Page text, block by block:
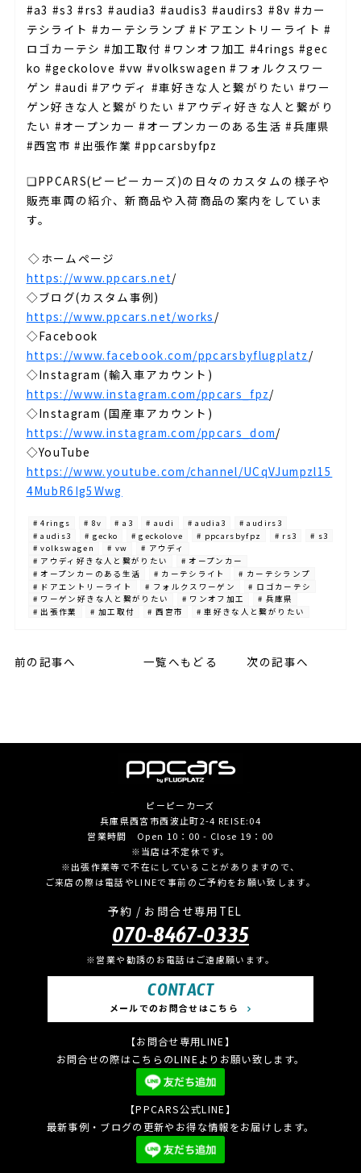
#a3 #s3 #rs3 #audia3 #audis3 #audirs3 #8v #カー
テシライト #カーテシランプ #ドアエントリーライト #
ロゴカーテシ #加工取付 #ワンオフ加工 #4rings #gec
ko #geckolove #vw #volkswagen #フォルクスワー
ゲン #audi #アウディ #車好きな人と繋がりたい #ワー
ゲン好きな人と繋がりたい #アウディ好きな人と繋がり
たい #オープンカー #オープンカーのある生活 #兵庫県
#西宮市 #出張作業 #ppcarsbyfpz
❏PPCARS(ピーピーカーズ)の日々のカスタムの様子や
販売車両の紹介、新商品や入荷商品の案内をしていま
す。⁣⁣⁡
⁣⁣◇ホームページ⁡
https://www.ppcars.net/
◇ブログ(カスタム事例)⁡
https://www.ppcars.net/works /
◇Facebook⁡
https://www.facebook.com/ppcarsbyflugplatz /
◇Instagram (輸入車アカウント)⁡
https://www.instagram.com/ppcars_fpz/
◇Instagram (国産車アカウント)⁡
https://www.instagram.com/ppcars_dom/
◇YouTube⁡
https://www.youtube.com/channel/UCqVJumpzl15
4MubR6Ig5Wwg
# 4rings # 8v # a3 # audi # audia3
# audirs3
# audis3
# gecko # geckolove # ppcarsbyfpz # rs3
# s3
# volkswagen
# vw
# アウディ
# アウディ好きな人と繋がりたい
# オープンカー
# オープンカーのある生活
# カーテシライト
# カーテシランプ
# ドアエントリーライト
# フォルクスワーゲン
# ロゴカーテシ
# ワーゲン好きな人と繋がりたい
# ワンオフ加工
# 兵庫県
# 出張作業
# 加工取付 # 西宮市 # 車好きな人と繋がりたい
前の記事へ 次の記事へ
一覧へもどる
ピーピーカーズ
兵庫県西宮市西波止町2-4 REISE:04
営業時間 Open 10：00 - Close 19：00
※当店は不定休です。
※出張作業等で不在にしていることがありますので、
ご来店の際は電話やLINEで事前のご予約をお願い致します。
予約 / お問合せ専用TEL
070-8467-0335
※営業や勧誘のお電話はご遠慮願います。
CONTACT
メールでのお問合せはこちら
【お問合せ専用LINE】
お問合せの際はこちらのLINEよりお願い致します。
【PPCARS公式LINE】
最新事例・ブログの更新やお得な情報をお届けします。